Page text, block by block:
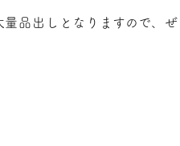
量品出しとなりますので、